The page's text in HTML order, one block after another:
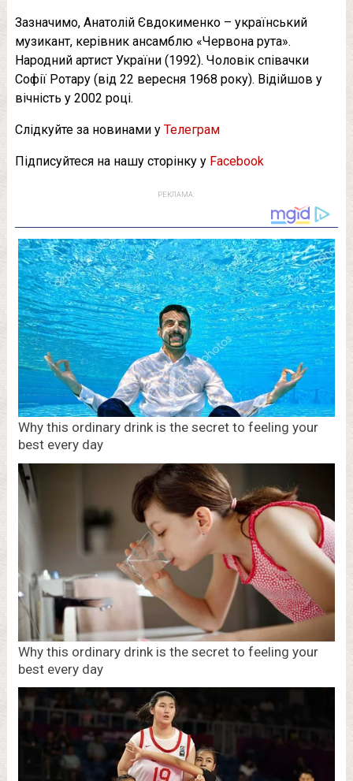
Зазначимо, Анатолій Євдокименко – український
музикант, керівник ансамблю «Червона рута».
Народний артист України (1992). Чоловік співачки
Софії Ротару (від 22 вересня 1968 року). Відійшов у
вічність у 2002 році.
Слідкуйте за новинами у Телеграм
Підписуйтеся на нашу сторінку у Facebook
РЕКЛАМА: